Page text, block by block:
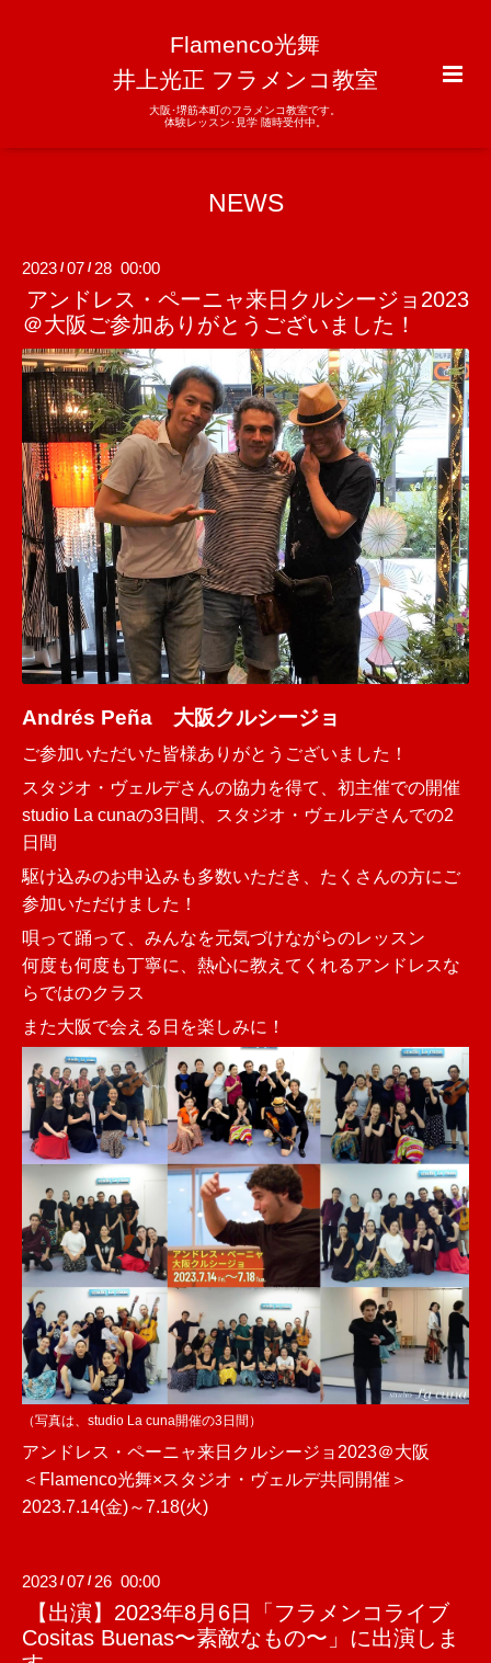
Flamenco光舞
井上光正 フラメンコ教室
大阪･堺筋本町のフラメンコ教室です。
体験レッスン･見学 随時受付中。
NEWS
2023 /07 / 28 00:00
アンドレス・ペーニャ来日クルシージョ2023
＠大阪ご参加ありがとうございました！
Andrés Peña 大阪クルシージョ
ご参加いただいた皆様ありがとうございました！
スタジオ・ヴェルデさんの協力を得て、初主催での開催
studio La cunaの3日間、スタジオ・ヴェルデさんでの2
日間
駆け込みのお申込みも多数いただき、たくさんの方にご
参加いただけました！
唄って踊って、みんなを元気づけながらのレッスン
何度も何度も丁寧に、熱心に教えてくれるアンドレスな
らではのクラス
また大阪で会える日を楽しみに！
（写真は、studio La cuna開催の3日間）
アンドレス・ペーニャ来日クルシージョ2023＠大阪
＜Flamenco光舞×スタジオ・ヴェルデ共同開催＞
2023.7.14(金)～7.18(火)
2023 /07 / 26 00:00
【出演】2023年8月6日「フラメンコライブ
Cositas Buenas〜素敵なもの〜」に出演しま